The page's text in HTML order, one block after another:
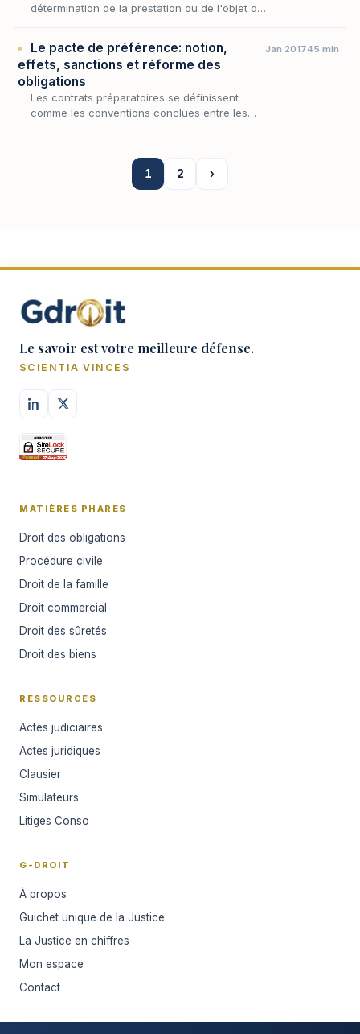
détermination de la prestation ou de l'objet de
cond…
Le pacte de préférence: notion,
effets, sanctions et réforme des
obligations
Les contrats préparatoires se définissent
comme les conventions conclues entre les
Jan 201745 min
1 2 ›
Le savoir est votre meilleure défense.
SCIENTIA VINCES
MATIÈRES PHARES
Droit des obligations
Procédure civile
Droit de la famille
Droit commercial
Droit des sûretés
Droit des biens
RESSOURCES
Actes judiciaires
Actes juridiques
Clausier
Simulateurs
Litiges Conso
G-DROIT
À propos
Guichet unique de la Justice
La Justice en chiffres
Mon espace
Contact